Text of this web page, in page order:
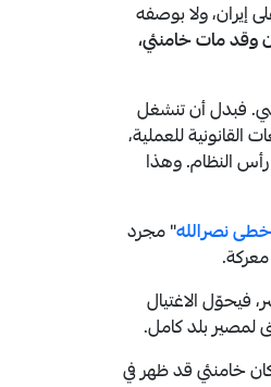
إيران، ولا بوصفه
وقد مات خامنئي،
فبدل أن تنشغل
القانونية للعملية،
رأس النظام. وهذا
نصرالله" مجرد
فيحوّل الاغتيال
بلد كامل.
كان خامنئي قد ظهر في